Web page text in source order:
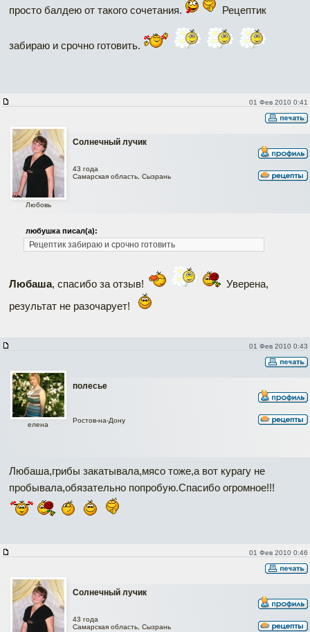
просто балдею от такого сочетания. Рецептик
забираю и срочно готовить.
01 Фев 2010 0:41
Солнечный лучик
Любовь
43 года
Самарская область, Сызрань
любушка писал(а):
Рецептик забираю и срочно готовить
Любаша, спасибо за отзыв!
Уверена,
результат не разочарует!
01 Фев 2010 0:43
полесье
елена
Ростов-на-Дону
Любаша,грибы закатывала,мясо тоже,а вот курагу не
пробывала,обязательно попробую.Спасибо огромное!!!
01 Фев 2010 0:46
Солнечный лучик
43 года
Самарская область, Сызрань